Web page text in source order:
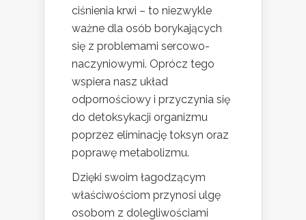
ciśnienia krwi – to niezwykle
ważne dla osób borykających
się z problemami sercowo-
naczyniowymi. Oprócz tego
wspiera nasz układ
odpornościowy i przyczynia się
do detoksykacji organizmu
poprzez eliminację toksyn oraz
poprawę metabolizmu.
Dzięki swoim łagodzącym
właściwościom przynosi ulgę
osobom z dolegliwościami